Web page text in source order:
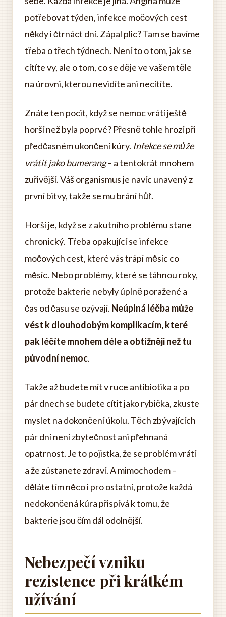
potřebovat týden, infekce močových cest
někdy i čtrnáct dní. Zápal plic? Tam se bavíme
třeba o třech týdnech. Není to o tom, jak se
cítíte vy, ale o tom, co se děje ve vašem těle
na úrovni, kterou nevidíte ani necítíte.
Znáte ten pocit, když se nemoc vrátí ještě
horší než byla poprvé? Přesně tohle hrozí při
předčasném ukončení kúry. Infekce se může
vrátit jako bumerang– a tentokrát mnohem
zuřivější. Váš organismus je navíc unavený z
první bitvy, takže se mu brání hůř.
Horší je, když se z akutního problému stane
chronický. Třeba opakující se infekce
močových cest, které vás trápí měsíc co
měsíc. Nebo problémy, které se táhnou roky,
protože bakterie nebyly úplně poražené a
čas od času se ozývají. Neúplná léčba může
vést k dlouhodobým komplikacím, které
pak léčíte mnohem déle a obtížněji než tu
původní nemoc.
Takže až budete mít v ruce antibiotika a po
pár dnech se budete cítit jako rybička, zkuste
myslet na dokončení úkolu. Těch zbývajících
pár dní není zbytečnost ani přehnaná
opatrnost. Je to pojistka, že se problém vrátí
a že zůstanete zdraví. A mimochodem –
děláte tím něco i pro ostatní, protože každá
nedokončená kúra přispívá k tomu, že
bakterie jsou čím dál odolnější.
Nebezpečí vzniku
rezistence při krátkém
užívání